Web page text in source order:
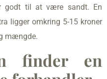
godt til at være sandt. En
ligger omkring 5-15 kroner
mængde.
finder en